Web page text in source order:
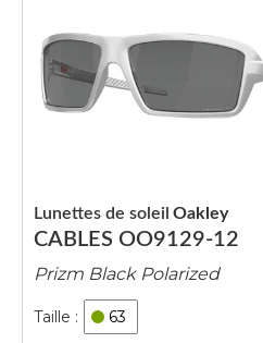
CABLES OO9129-12
Lunettes de soleil Oakley
Prizm Black Polarized
63